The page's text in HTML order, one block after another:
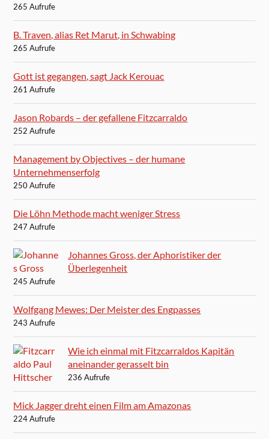
265 Aufrufe
B. Traven, alias Ret Marut, in Schwabing
265 Aufrufe
Gott ist gegangen, sagt Jack Kerouac
261 Aufrufe
Jason Robards – der gefallene Fitzcarraldo
252 Aufrufe
Management by Objectives – der humane
Unternehmenserfolg
250 Aufrufe
Die Löhn Methode macht weniger Stress
247 Aufrufe
Johannes Gross, der Aphoristiker der
Überlegenheit
245 Aufrufe
Wolfgang Mewes: Der Meister des Engpasses
243 Aufrufe
Wie ich einmal mit Fitzcarraldos Kapitän
aneinander gerasselt bin
236 Aufrufe
Mick Jagger dreht einen Film am Amazonas
224 Aufrufe